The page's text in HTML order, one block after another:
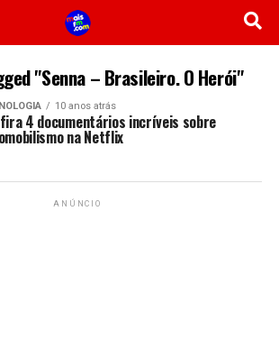
"Senna – Brasileiro. O Herói"
10 anos atrás
4 documentários incríveis sobre
na Netflix
ANÚNCIO